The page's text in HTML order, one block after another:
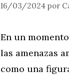
16/03/2024 por
En un
las amenazas
como una